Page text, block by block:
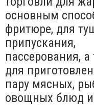
основным
фритюре, для
припускания,
пассерования, а
для
пару мясных,
овощных блюд и